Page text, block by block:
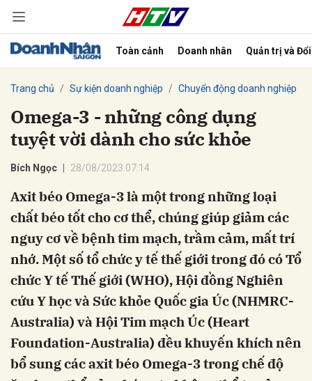
Toàn cảnh Doanh nhân Quản trị và
Trang chủ Sự kiện doanh nghiệp Chuyển động doanh nghiệp
Omega-3 - những công dụng
tuyệt vời dành cho sức khỏe
Bích Ngọc 28/08/2023 07:14
Axit béo Omega-3 là một trong những loại
chất béo tốt cho cơ thể, chúng giúp giảm các
nguy cơ về bệnh tim mạch, trầm cảm, mất trí
nhớ. Một số tổ chức y tế thế giới trong đó có Tổ
chức Y tế Thế giới (WHO), Hội đồng Nghiên
cứu Y học và Sức khỏe Quốc gia Úc (NHMRC-
Australia) và Hội Tim mạch Úc (Heart
Foundation-Australia) đều khuyến khích nên
bổ sung các axit béo Omega-3 trong chế độ